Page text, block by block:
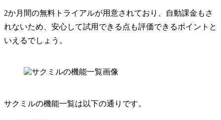
2か月間の無料トライアルが用意されており、自動課金もさ
れないため、安心して試用できる点も評価できるポイントと
いえるでしょう。
サクミルの機能一覧は以下の通りです。